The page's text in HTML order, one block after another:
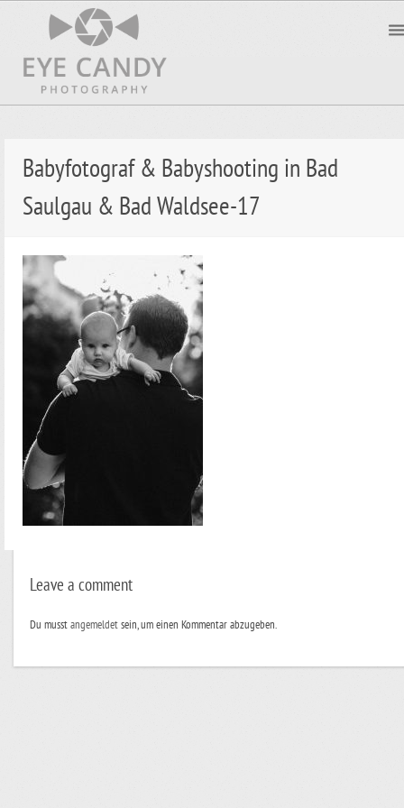
Babyfotograf & Babyshooting in Bad
Saulgau & Bad Waldsee-17
Leave a comment
Du musstangemeldetsein, um einen Kommentar abzugeben.